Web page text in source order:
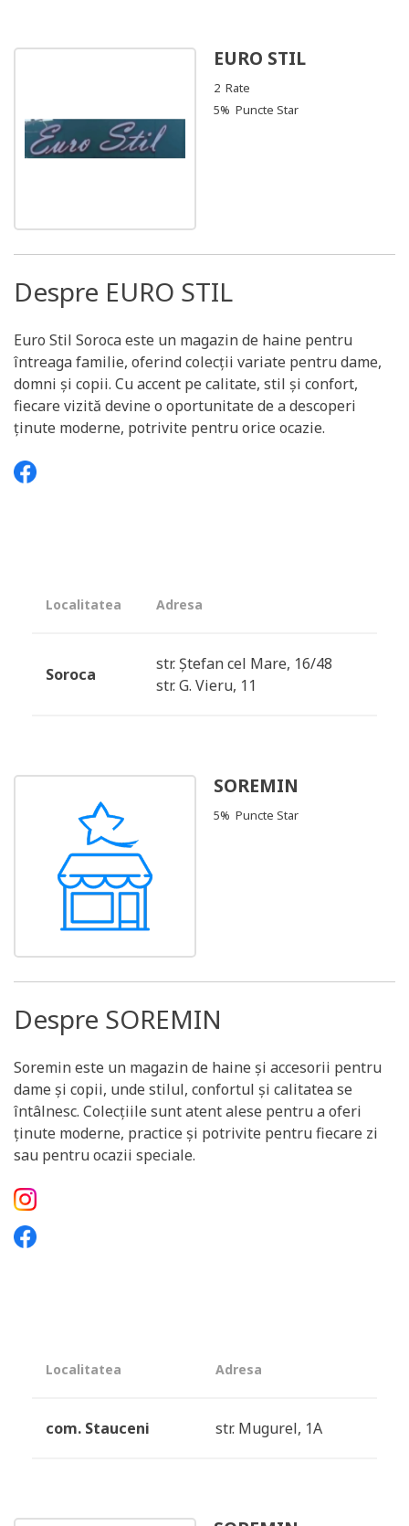
EURO STIL
2 Rate
5% Puncte Star
Despre EURO STIL
Euro Stil Soroca este un magazin de haine pentru
întreaga familie, oferind colecții variate pentru dame,
domni și copii. Cu accent pe calitate, stil și confort,
fiecare vizită devine o oportunitate de a descoperi
ținute moderne, potrivite pentru orice ocazie.
Localitatea Adresa
Soroca
str. Ștefan cel Mare, 16/48
str. G. Vieru, 11
SOREMIN
5% Puncte Star
Despre SOREMIN
Soremin este un magazin de haine și accesorii pentru
dame și copii, unde stilul, confortul și calitatea se
întâlnesc. Colecțiile sunt atent alese pentru a oferi
ținute moderne, practice și potrivite pentru fiecare zi
sau pentru ocazii speciale.
Localitatea Adresa
com. Stauceni str. Mugurel, 1A